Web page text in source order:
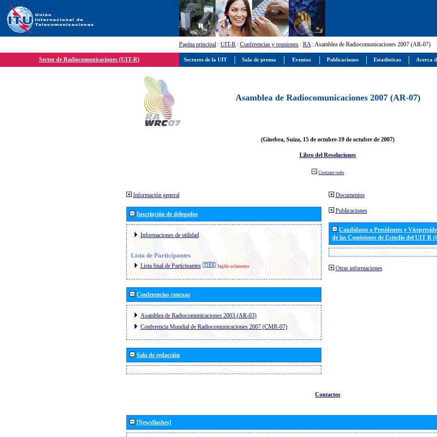
Pagína principal : UIT-R : Conferencias y reuniones : RA: Asamblea de Radiocomunicaciones 2007 (AR-07)
Sector de Radiocomunicaciones (UIT-R)
Asamblea de Radiocomunicaciones 2007 (AR-07)
(Ginebra, Suiza, 15 de octubre-19 de octubre de 2007)
Libro del Resoluciones
Contraer todo
Información general
Inscripción de delegados
Informaciones de utilidad
Lista de Participantes
Lista final de Participantes Inglés solamente
Conferencias conexas
Asamblea de Radiocomunicaciones 2003 (AR-03)
Conferencia Mundial de Radiocomunicaciones 2007 (CMR-07)
Sala de redacción
Documentos
Publicaciones
Candidatos a Presidentes y
de las Comisiones de Estudio del UIT R
Otras informaciones
Contactos
[Newsflashes]
Sectores de la UIT Sala de prensa Eventos Publicaciones Estadísticas Acerca